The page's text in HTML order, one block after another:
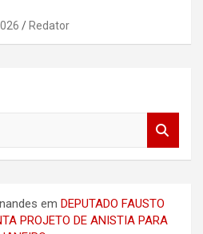
Redator
em DEPUTADO FAUSTO
PROJETO DE ANISTIA PARA